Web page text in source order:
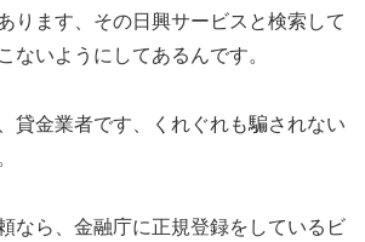
ります、その日興サービスと検索して
ないようにしてあるんです。
貸金業者です、くれぐれも騙されない
なら、金融庁に正規登録をしているビ